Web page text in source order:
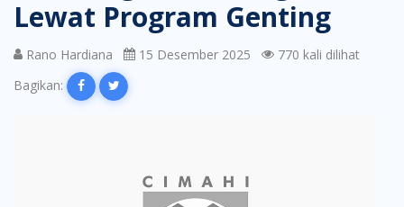
Lewat Program Genting
Rano Hardiana 15 Desember 2025
770 kali dilihat
Bagikan: